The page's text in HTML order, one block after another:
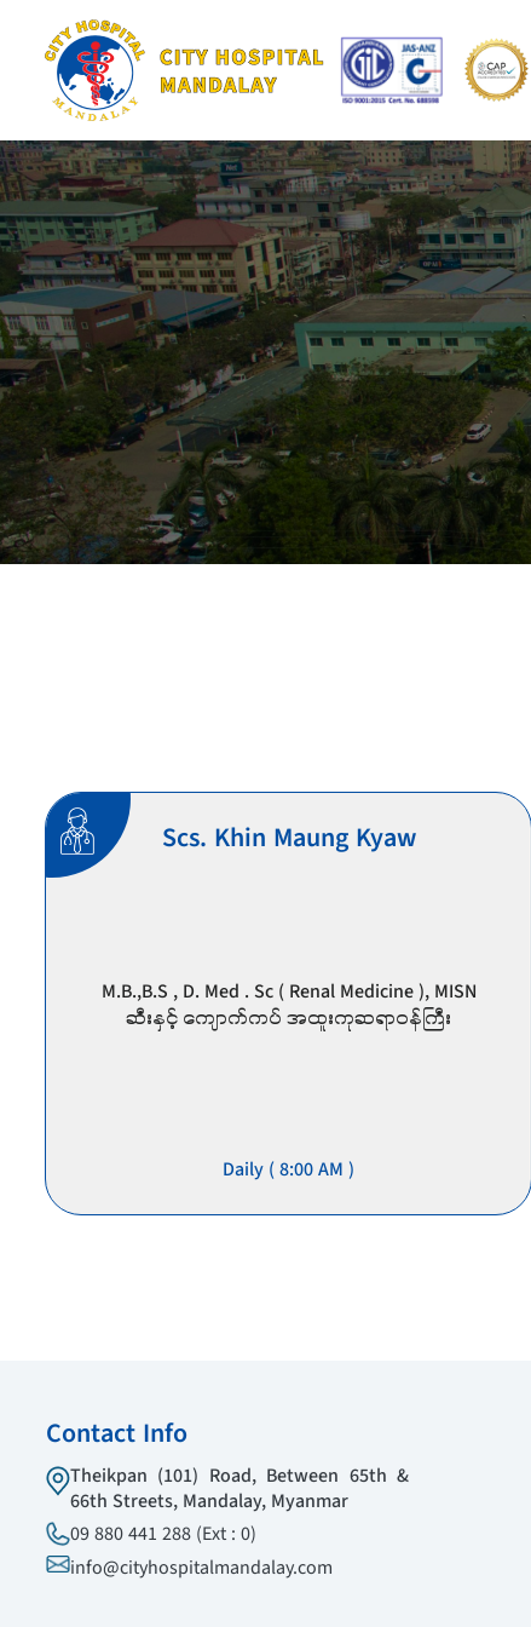
Scs. Khin Maung Kyaw
M.B.,B.S , D. Med . Sc ( Renal Medicine ), MISN
ဆီး‌နှင့် ကျောက်ကပ် အထူးကုဆရာဝန်ကြီး
Daily ( 8:00 AM )
Contact Info
Theikpan (101) Road, Between 65th &
66th Streets, Mandalay, Myanmar
09 880 441 288 (Ext : 0)
info@cityhospitalmandalay.com